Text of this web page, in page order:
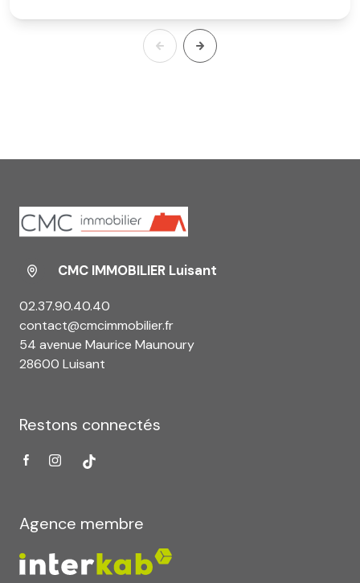
CMC IMMOBILIER Luisant
02.37.90.40.40
contact@cmcimmobilier.fr
54 avenue Maurice Maunoury
28600 Luisant
Restons connectés
Agence membre